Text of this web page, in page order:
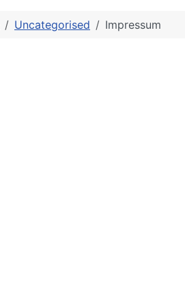
Uncategorised Impressum